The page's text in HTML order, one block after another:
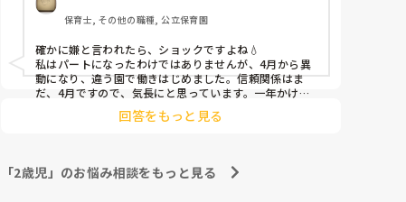
保育士, その他の職種, 公立保育園
確かに嫌と言われたら、ショックですよね💧
私はパートになったわけではありませんが、4月から異
動になり、違う園で働きはじめました。信頼関係はま
だ、4月ですので、気長にと思っています。一年かけて
懐いてくれたらいいなという感じで。他の先生がいいと
言われたらその先生に託すでいいと思っています。子ど
回答をもっと見る
「2歳児」のお悩み相談をもっと見る